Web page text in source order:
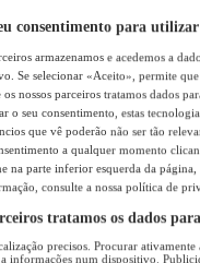
consentimento para utilizar
armazenamos e acedemos a
Se selecionar «Aceito», permite
os nossos parceiros tratamos dados
o seu consentimento, estas
que vê poderão não ser tão
a qualquer momento
na parte inferior esquerda da página,
consulte a nossa política de
tratamos os dados
precisos. Procurar
informações num dispositivo.